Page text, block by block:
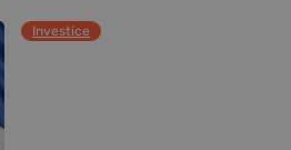
Investice